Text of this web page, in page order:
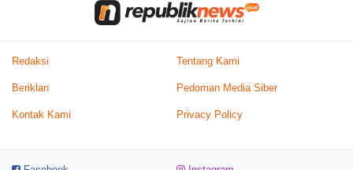
Redaksi Tentang Kami
Beriklan Pedoman Media Siber
Kontak Kami Privacy Policy